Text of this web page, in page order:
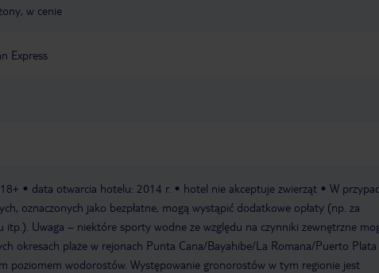
w cenie
Express
data otwarcia hotelu: 2014 r. hotel nie akceptuje zwierząt
W
oznaczonych jako bezpłatne, mogą wystąpić dodatkowe opłaty (np. za
itp.). Uwaga – niektóre sporty wodne ze względu na czynniki zewnętrzne
okresach plaże w rejonach Punta Cana/Bayahibe/La Romana/Puerto Plata
poziomem wodorostów. Występowanie gronorostów w tym regionie jest